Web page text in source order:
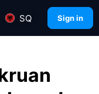
SQ Sign in